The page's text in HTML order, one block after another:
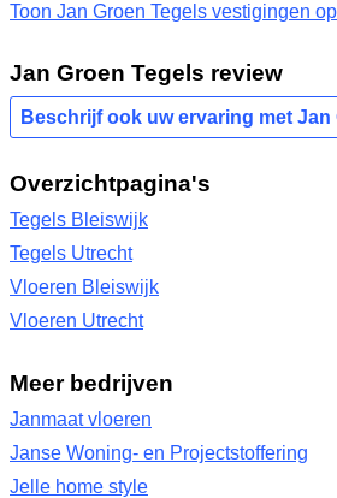
Toon Jan Groen Tegels vestigingen
Jan Groen Tegels review
Beschrijf ook uw ervaring met Jan
Overzichtpagina's
Tegels Bleiswijk
Tegels Utrecht
Vloeren Bleiswijk
Vloeren Utrecht
Meer bedrijven
Janmaat vloeren
Janse Woning- en Projectstoffering
Jelle home style